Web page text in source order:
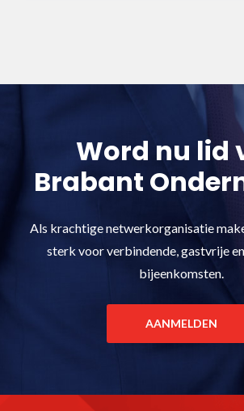
Word nu lid
Brabant
Als krachtige netwerkorganisatie
sterk voor verbindende, gastvrije
bijeenkomsten.
AANMELDEN